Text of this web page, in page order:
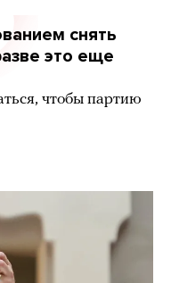
снять
это еще
чтобы партию